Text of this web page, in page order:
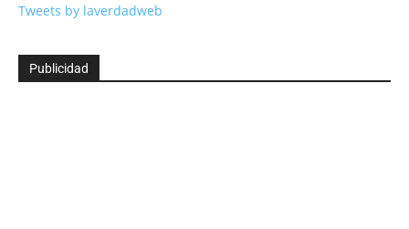
Tweets by laverdadweb
Publicidad